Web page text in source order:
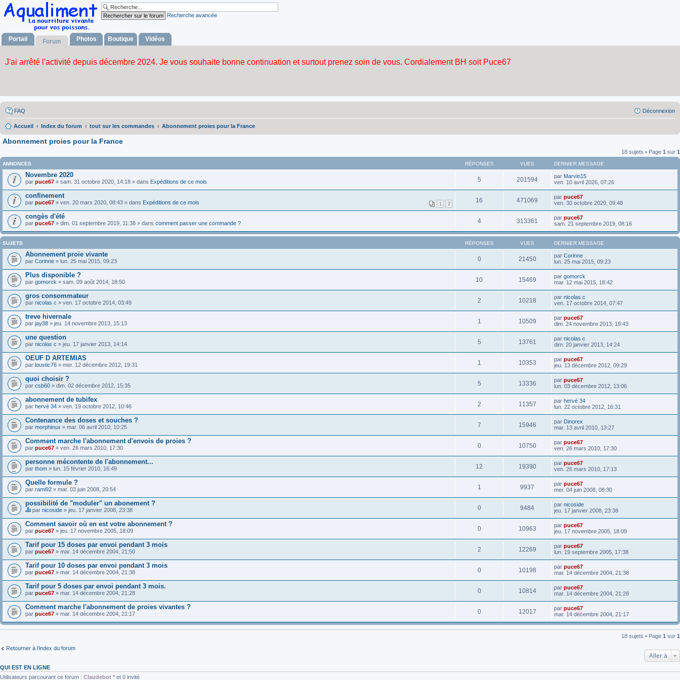
Recherche avancée
Portail Forum Photos Boutique Vidéos
FAQ Déconnexion
Accueil Index du forum tout sur les commandes Abonnement proies pour la France
Abonnement proies pour la France
18 sujets • Page 1 sur 1
ANNONCES RÉPONSES VUES DERNIER MESSAGE
Novembre 2020
par puce67 » sam. 31 octobre 2020, 14:18 » dans Expéditions de ce mois 5 201594 par Marvin15
ven. 10 avril 2026, 07:26
confinement
1 2
par puce67 » ven. 20 mars 2020, 08:43 » dans Expéditions de ce mois 16 471069 par puce67
ven. 30 octobre 2020, 09:48
congès d'été
par puce67 » dim. 01 septembre 2019, 11:38 » dans comment passer une commande ? 4 313361 par puce67
sam. 21 septembre 2019, 08:16
SUJETS RÉPONSES VUES DERNIER MESSAGE
Abonnement proie vivante
par Corinne » lun. 25 mai 2015, 09:23 0 21450 par Corinne
lun. 25 mai 2015, 09:23
Plus disponible ?
par gomorck » sam. 09 août 2014, 18:50 10 15469 par gomorck
mar. 12 mai 2015, 18:42
gros consommateur
par nicolas c » ven. 17 octobre 2014, 03:49 2 10218 par nicolas c
ven. 17 octobre 2014, 07:47
treve hivernale
par jay38 » jeu. 14 novembre 2013, 15:13 1 10509 par puce67
dim. 24 novembre 2013, 19:43
une question
par nicolas c » jeu. 17 janvier 2013, 14:14 5 13761 par nicolas c
dim. 20 janvier 2013, 14:24
OEUF D ARTEMIAS
par loustic76 » mer. 12 décembre 2012, 19:31 1 10353 par puce67
jeu. 13 décembre 2012, 09:29
quoi choisir ?
par csb60 » dim. 02 décembre 2012, 15:35 5 13336 par puce67
lun. 03 décembre 2012, 13:06
abonnement de tubifex
par hervé 34 » ven. 19 octobre 2012, 10:46 2 11357 par hervé 34
lun. 22 octobre 2012, 16:31
Contenance des doses et souches ?
par morphinux » mar. 06 avril 2010, 10:25 7 15946 par Dinorex
mar. 13 avril 2010, 13:27
Comment marche l'abonnement d'envois de proies ?
par puce67 » ven. 26 mars 2010, 17:30 0 10750 par puce67
ven. 26 mars 2010, 17:30
personne mécontente de l'abonnement...
par thom » lun. 15 février 2010, 16:49 12 19390 par puce67
ven. 26 mars 2010, 17:13
Quelle formule ?
par rami92 » mar. 03 juin 2008, 20:54 1 9937 par puce67
mer. 04 juin 2008, 08:30
possibilité de "moduler" un abonement ?
C
s
u
j
e
t
u
n
s
o
n
d
a
g
e
par nicoside » jeu. 17 janvier 2008, 23:38 0 9484 par nicoside
jeu. 17 janvier 2008, 23:38
Comment savoir où en est votre abonnement ?
par puce67 » jeu. 17 novembre 2005, 18:09 0 10963 par puce67
jeu. 17 novembre 2005, 18:09
Tarif pour 15 doses par envoi pendant 3 mois
par puce67 » mar. 14 décembre 2004, 21:50 2 12269 par puce67
lun. 19 septembre 2005, 17:38
Tarif pour 10 doses par envoi pendant 3 mois
par puce67 » mar. 14 décembre 2004, 21:38 0 10198 par puce67
mar. 14 décembre 2004, 21:38
Tarif pour 5 doses par envoi pendant 3 mois.
par puce67 » mar. 14 décembre 2004, 21:28 0 10814 par puce67
mar. 14 décembre 2004, 21:28
Comment marche l'abonnement de proies vivantes ?
par puce67 » mar. 14 décembre 2004, 21:17 0 12017 par puce67
mar. 14 décembre 2004, 21:17
18 sujets • Page 1 sur 1
Retourner à l’index du forum
Aller à
QUI EST EN LIGNE
Utilisateurs parcourant ce forum : Claudebot * et 0 invité